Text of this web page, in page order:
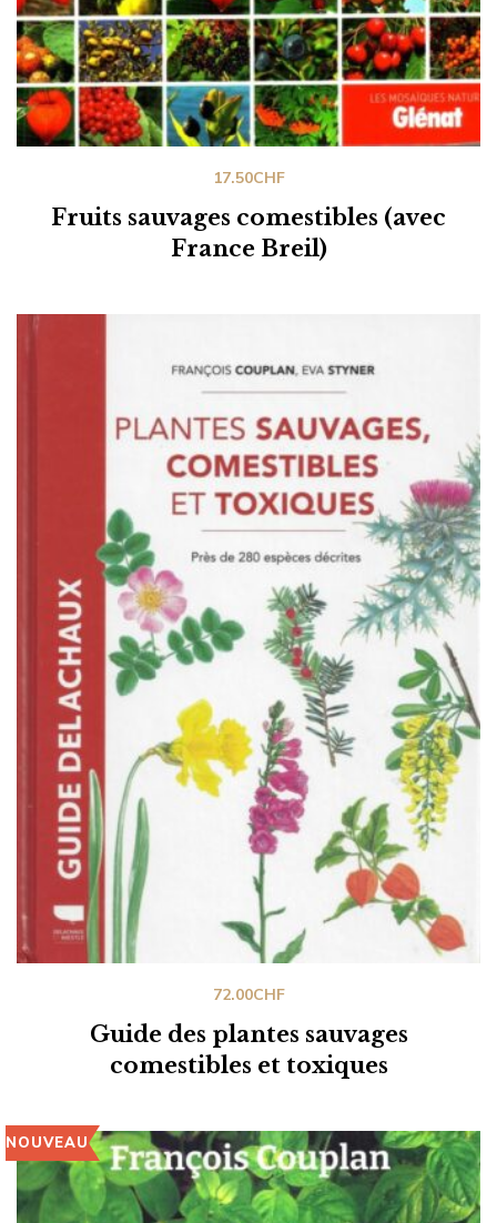
Fruits sauvages comestibles (avec
France Breil)
17.50CHF
Guide des plantes sauvages
comestibles et toxiques
72.00CHF
NOUVEAU